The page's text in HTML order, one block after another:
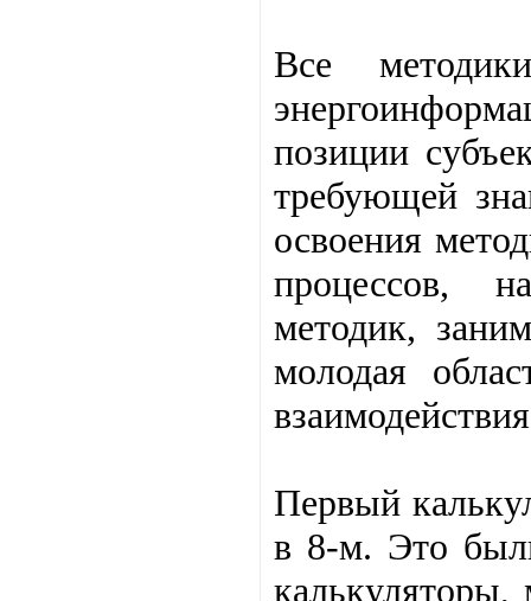
Все
позиции
требующей
освоения
процессов,
методик,
молодая
Первый
в 8-м. Это